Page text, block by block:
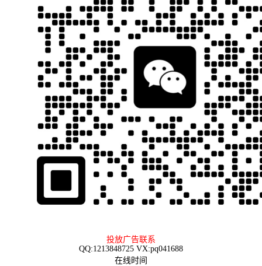
投放广告联系
QQ:1213848725 VX:pq041688
在线时间